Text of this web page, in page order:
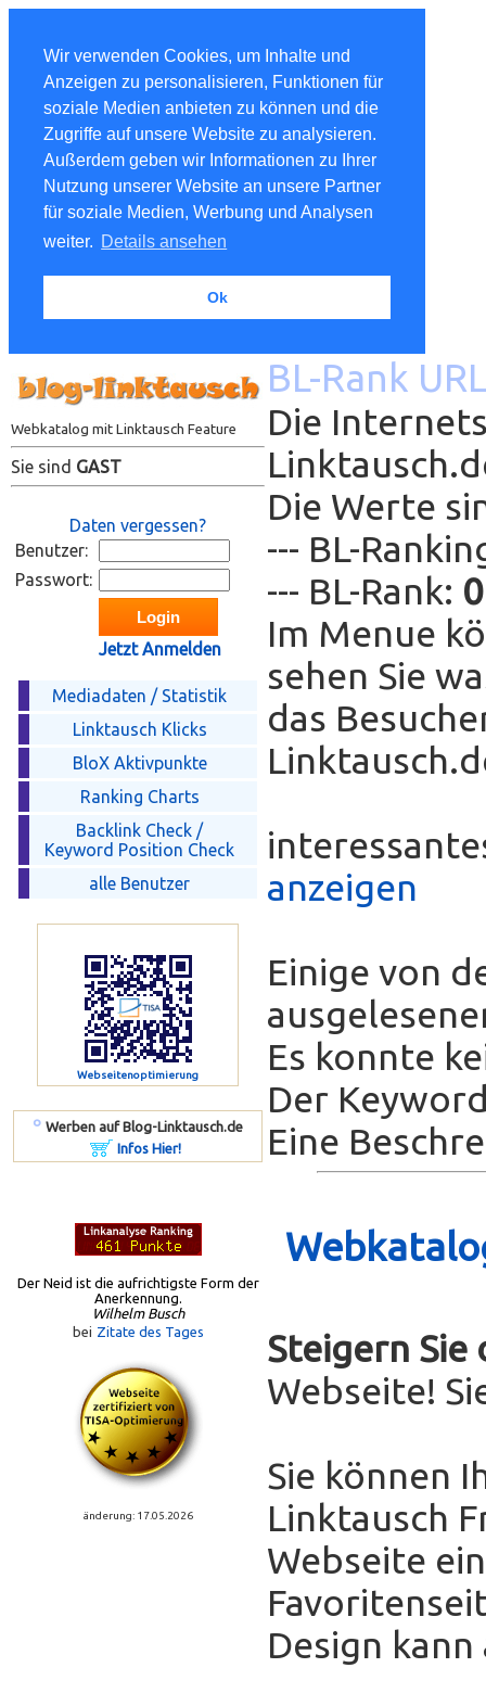
Wir verwenden Cookies, um Inhalte und
Anzeigen zu personalisieren, Funktionen für
soziale Medien anbieten zu können und die
Zugriffe auf unsere Website zu analysieren.
Außerdem geben wir Informationen zu Ihrer
Nutzung unserer Website an unsere Partner
für soziale Medien, Werbung und Analysen
weiter. Details ansehen
Ok
Webkatalog mit Linktausch Feature
Sie sind GAST
Daten vergessen?
Benutzer:
Passwort:
Jetzt Anmelden
Mediadaten / Statistik
Linktausch Klicks
BloX Aktivpunkte
Ranking Charts
Backlink Check /
Keyword Position Check
alle Benutzer
Webseitenoptimierung
º Werben auf Blog-Linktausch.de
Infos Hier!
Der Neid ist die aufrichtigste Form der
Anerkennung.
Wilhelm Busch
bei Zitate des Tages
änderung: 17.05.2026
BL-Rank
Die
Die Werte
--- BL-
--- BL-Rank: 0
Im Menue
sehen Sie
das
anzeigen
Einige von
Es konnte
Der
Eine
Steigern Sie
Webseite!
Sie können
Linktausch
Webseite
Design